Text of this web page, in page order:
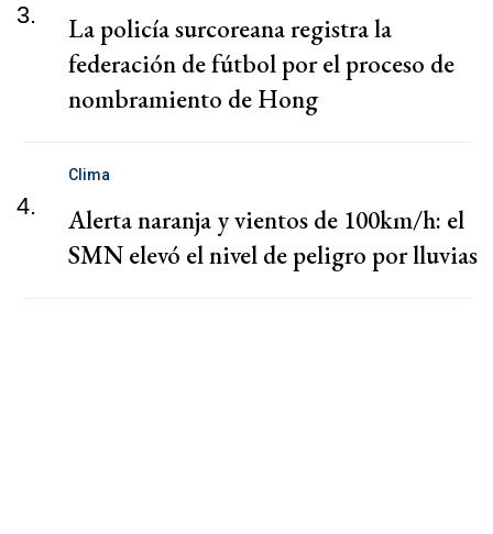
3.
La policía surcoreana registra la
federación de fútbol por el proceso de
nombramiento de Hong
4.
Clima
Alerta naranja y vientos de 100km/h: el
SMN elevó el nivel de peligro por lluvias